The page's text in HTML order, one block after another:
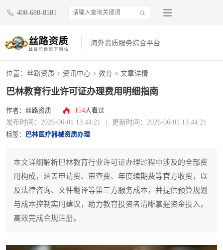
400-680-8581
海外资质服务综合平台
位置： 丝路资质 > 资讯中心 > 教育 > 文章详情
巴林教育行业许可证办理费用明细指南
作者：丝路资质 154人看过
发布时间：2026-06-01 13:44:21 更新时间：2026-06-01 13:44:21
标签： 巴林医疗器械资质办理
本文详细解析巴林教育行业许可证办理过程中涉及的全部费
用构成，涵盖申请费、审查费、年度续期费等官方收费，以
及法律咨询、文件翻译等第三方服务成本，并提供预算规划
与成本控制实用建议，助力教育投资者清晰掌握资金投入，
高效完成合规注册。